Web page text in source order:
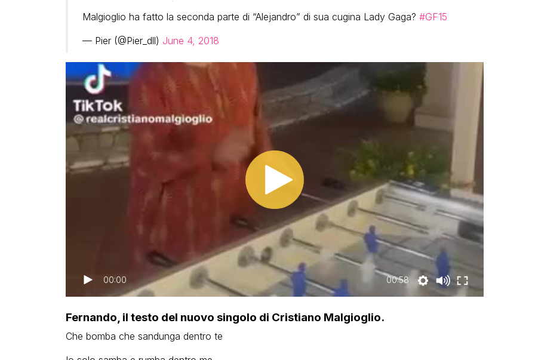
Malgioglio ha fatto la seconda parte di “Alejandro” di sua cugina Lady Gaga? #GF15
— Pier (@Pier_dll) June 4, 2018
00:00 00:58
Fernando, il testo del nuovo singolo di Cristiano Malgioglio.
Che bomba che sandunga dentro te